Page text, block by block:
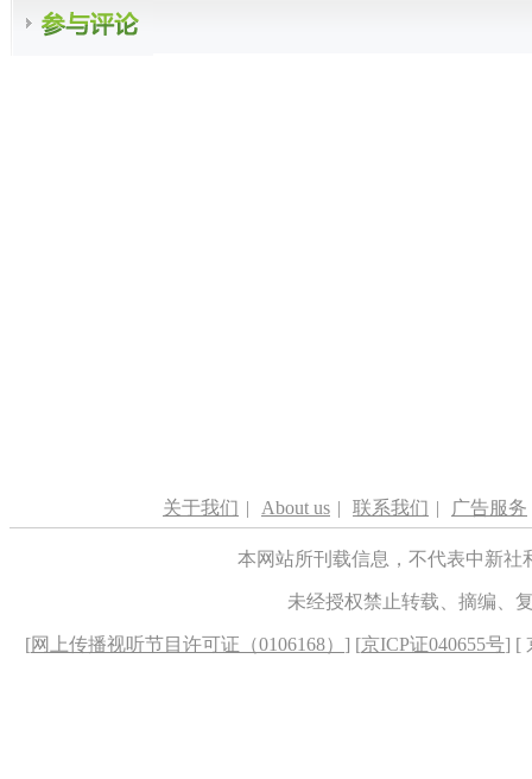
关于我们 | About us | 联系我们 | 广告服务
本网站所刊载信息，不代表中新
未经授权禁止转载、摘编、
[网上传播视听节目许可证（0106168） ] [京ICP证040655号] [